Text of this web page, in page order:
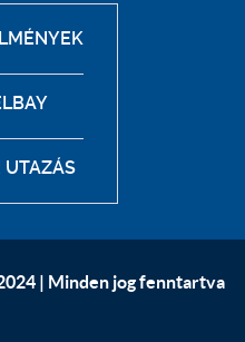
UTAZÁS
| Minden jog fenntartva